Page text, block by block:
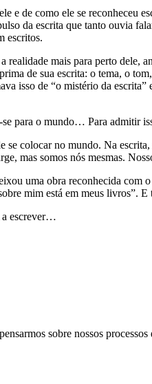
e de como ele se reconheceu
da escrita que tanto ouvia
escritos.
realidade mais para perto
de sua escrita: o tema, o
isso de “o mistério da
para o mundo… Para admitir
colocar no mundo. Na
mas somos nós mesmas.
uma obra reconhecida com
mim está em meus livros”. E
a escrever…
sobre nossos